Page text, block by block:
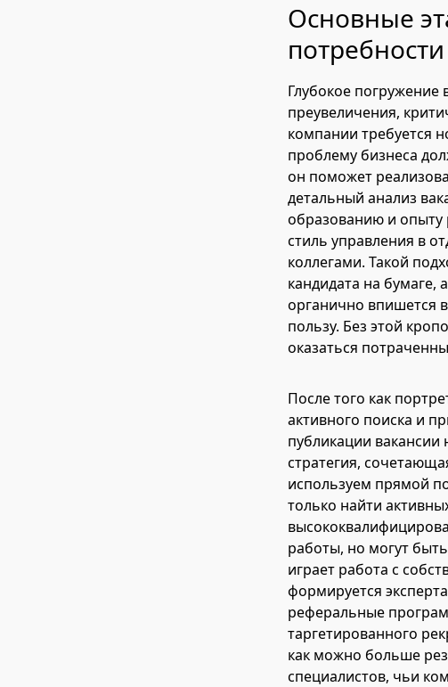
Основные
Глубокое погружение
преувеличения,
компании требуется
проблему бизнеса
он поможет
детальный анализ
образованию и опыту
стиль управления в
коллегами. Такой
кандидата на
органично впишется
пользу. Без этой
оказаться
После того как
активного поиска и
публикации
стратегия,
используем прямой
только найти
работы, но могут
играет работа с
формируется
реферальные
таргетированного
как можно больше
специалистов, чьи